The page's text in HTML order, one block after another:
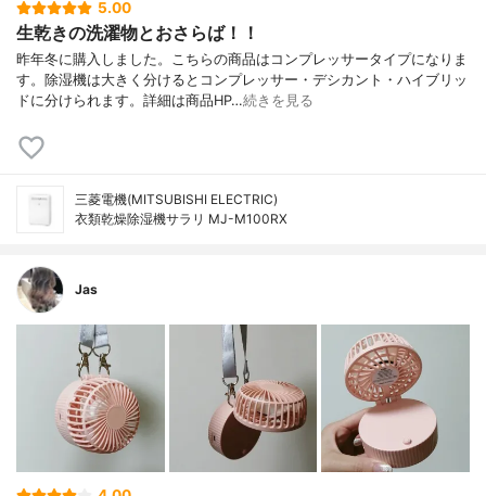
5.00
生乾きの洗濯物とおさらば！！
昨年冬に購入しました。こちらの商品はコンプレッサータイプになりま
す。除湿機は大きく分けるとコンプレッサー・デシカント・ハイブリッ
ドに分けられます。詳細は商品HP…続きを見る
三菱電機(MITSUBISHI ELECTRIC)
衣類乾燥除湿機サラリ MJ-M100RX
Jas